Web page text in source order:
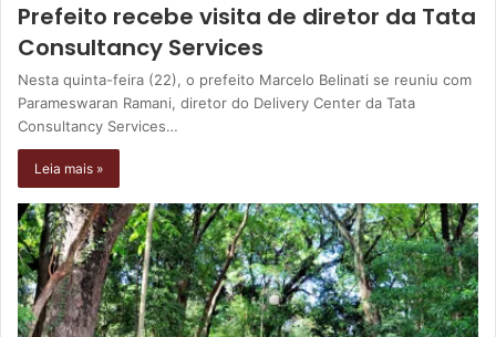
Prefeito recebe visita de diretor da Tata
Consultancy Services
Nesta quinta-feira (22), o prefeito Marcelo Belinati se reuniu com
Parameswaran Ramani, diretor do Delivery Center da Tata
Consultancy Services…
Leia mais »